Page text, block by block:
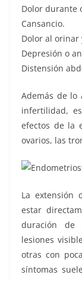
Dolor durante
Cansancio.
Dolor al orinar
Depresión o
Distensión
Además de lo
infertilidad,
efectos de la
ovarios, las
La extensión
estar
duración de
lesiones
otras con
síntomas